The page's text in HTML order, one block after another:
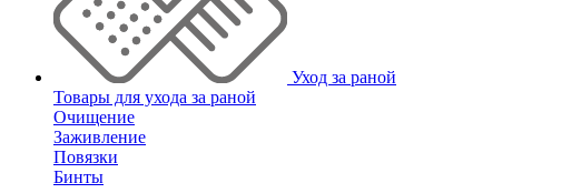
Уход за раной
Товары для ухода за раной
Очищение
Заживление
Повязки
Бинты